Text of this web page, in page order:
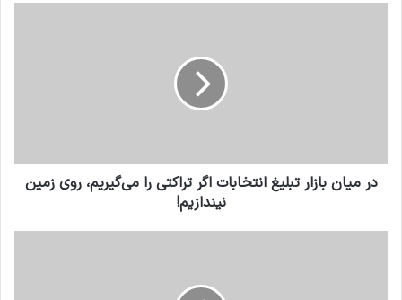
در میان بازار تبلیغ انتخابات اگر تراکتی را می‌گیریم، روی زمین
نیندازیم!